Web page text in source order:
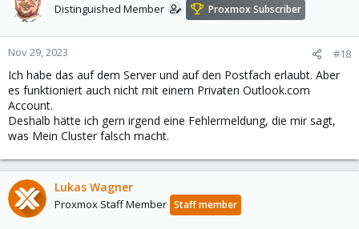
Distinguished Member Proxmox Subscriber
Nov 29, 2023 #18
Ich habe das auf dem Server und auf den Postfach erlaubt. Aber
es funktioniert auch nicht mit einem Privaten Outlook.com
Account.
Deshalb hätte ich gern irgend eine Fehlermeldung, die mir sagt,
was Mein Cluster falsch macht.
Lukas Wagner
Proxmox Staff Member Staff member